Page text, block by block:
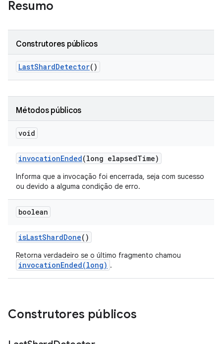
Resumo
Construtores públicos
LastShardDetector()
Métodos públicos
void
invocationEnded(long elapsedTime)
Informa que a invocação foi encerrada, seja com sucesso
ou devido a alguma condição de erro.
boolean
isLastShardDone()
Retorna verdadeiro se o último fragmento chamou
invocationEnded(long) .
Construtores públicos